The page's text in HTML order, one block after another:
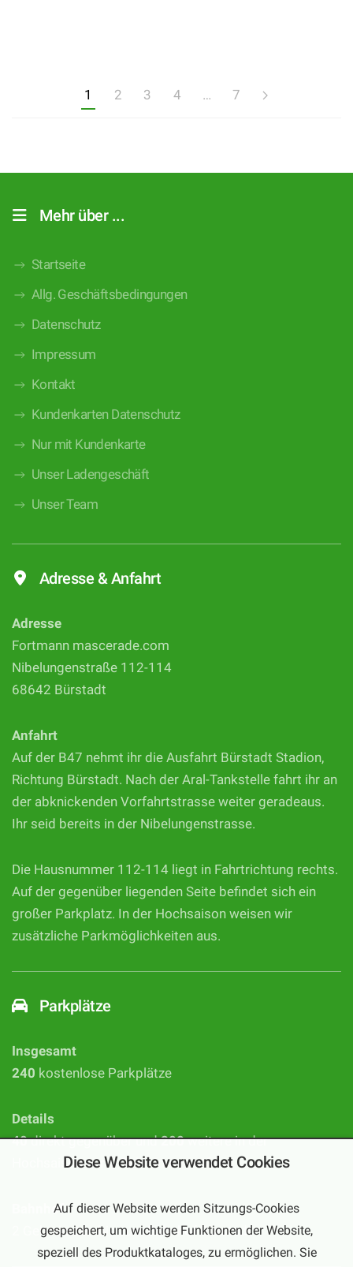
1 2 3 4 … 7
Mehr über ...
Startseite
Allg. Geschäftsbedingungen
Datenschutz
Impressum
Kontakt
Kundenkarten Datenschutz
Nur mit Kundenkarte
Unser Ladengeschäft
Unser Team
Adresse & Anfahrt
Adresse
Fortmann mascerade.com
Nibelungenstraße 112-114
68642 Bürstadt
Anfahrt
Auf der B47 nehmt ihr die Ausfahrt Bürstadt Stadion,
Richtung Bürstadt. Nach der Aral-Tankstelle fahrt ihr an
der abknickenden Vorfahrtstrasse weiter geradeaus.
Ihr seid bereits in der Nibelungenstrasse.
Die Hausnummer 112-114 liegt in Fahrtrichtung rechts.
Auf der gegenüber liegenden Seite befindet sich ein
großer Parkplatz. In der Hochsaison weisen wir
zusätzliche Parkmöglichkeiten aus.
Parkplätze
Insgesamt
240 kostenlose Parkplätze
Details
40direkt gegenüber und200weitere in der
Hochsaison nur 1 Gehminute entfernt
Bahnhof
2 Gehminuten bis zum Bahnhof Bürstadt
Diese Website verwendet Cookies
Auf dieser Website werden Sitzungs-Cookies
gespeichert, um wichtige Funktionen der Website,
speziell des Produktkataloges, zu ermöglichen. Sie